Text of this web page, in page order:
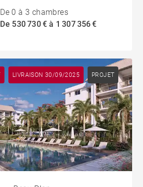
De 0 à 3 chambres
De 530 730 € à 1 307 356 €
LIVRAISON 30/09/2025 PROJET